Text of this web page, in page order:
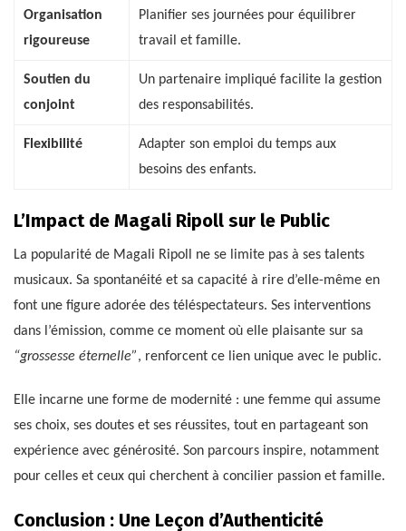
Organisation
rigoureuse
Planifier ses journées pour équilibrer
travail et famille.
Soutien du
conjoint
Un partenaire impliqué facilite la gestion
des responsabilités.
Flexibilité
Adapter son emploi du temps aux
besoins des enfants.
L’Impact de Magali Ripoll sur le Public
La popularité de Magali Ripoll ne se limite pas à ses talents
musicaux. Sa spontanéité et sa capacité à rire d’elle-même en
font une figure adorée des téléspectateurs. Ses interventions
dans l’émission, comme ce moment où elle plaisante sur sa
“grossesse éternelle”, renforcent ce lien unique avec le public.
Elle incarne une forme de modernité : une femme qui assume
ses choix, ses doutes et ses réussites, tout en partageant son
expérience avec générosité. Son parcours inspire, notamment
pour celles et ceux qui cherchent à concilier passion et famille.
Conclusion : Une Leçon d’Authenticité